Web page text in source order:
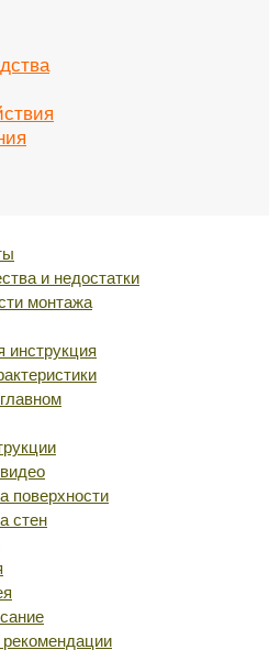
и недостатки
монтажа
инструкция
поверхности
стен